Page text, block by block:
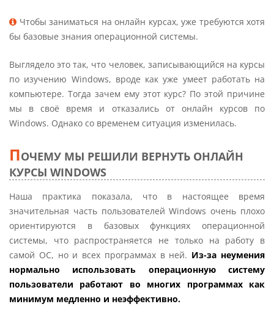
Чтобы заниматься на онлайн курсах, уже требуются хотя
бы базовые знания операционной системы.
Выглядело это так, что человек, записывающийся на курсы
по изучению Windows, вроде как уже умеет работать на
компьютере. Тогда зачем ему этот курс? По этой причине
мы в своё время и отказались от онлайн курсов по
Windows. Однако со временем ситуация изменилась.
ПОЧЕМУ МЫ РЕШИЛИ ВЕРНУТЬ ОНЛАЙН
КУРСЫ WINDOWS
Наша практика показала, что в настоящее время
значительная часть пользователей Windows очень плохо
ориентируются в базовых функциях операционной
системы, что распространяется не только на работу в
самой ОС, но и всех программах в ней. Из-за неумения
нормально использовать операционную систему
пользователи работают во многих программах как
минимум медленно и неэффективно.